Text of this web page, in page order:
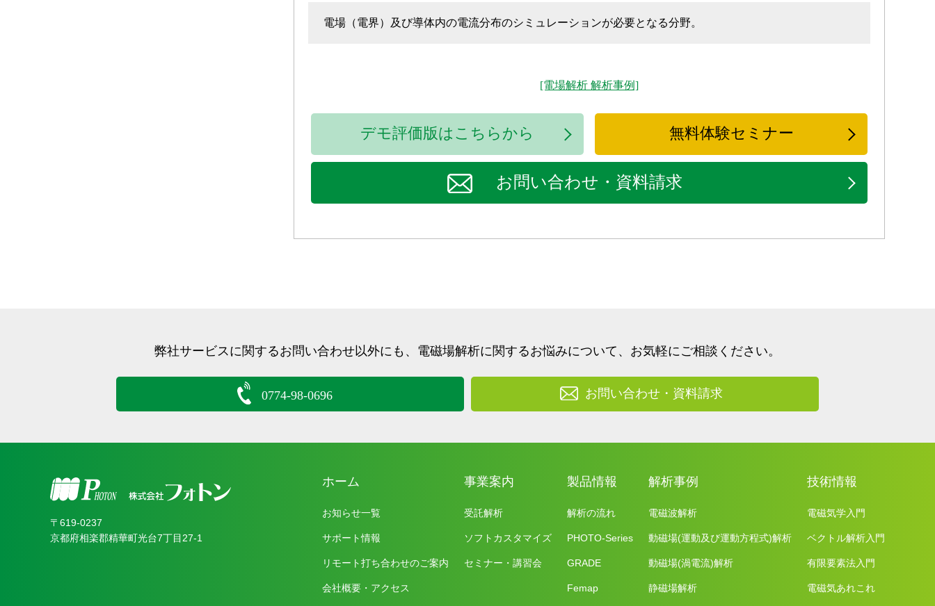
電場（電界）及び導体内の電流分布のシミュレーションが必要となる分野。
[電場解析 解析事例]
デモ評価版はこちらから 無料体験セミナー
お問い合わせ・資料請求
弊社サービスに関するお問い合わせ以外にも、 電磁場解析に関するお悩みについて、 お気軽にご相談ください。
0774-98-0696 お問い合わせ・資料請求
〒619‐0237
京都府相楽郡精華町光台7丁目27-1
ホーム
お知らせ一覧
サポート情報
リモート打ち合わせのご案内
会社概要・アクセス
事業案内
受託解析
ソフトカスタマイズ
セミナー・講習会
製品情報
解析の流れ
PHOTO-Series
GRADE
Femap
解析事例
電磁波解析
動磁場(運動及び運動方程式)解析
動磁場(渦電流)解析
静磁場解析
技術情報
電磁気学入門
ベクトル解析入門
有限要素法入門
電磁気あれこれ